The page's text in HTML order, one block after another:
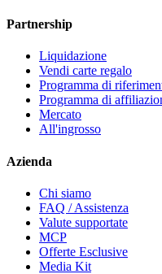
Partnership
Liquidazione
Vendi carte regalo
Programma di
Programma di
Mercato
All'ingrosso
Azienda
Chi siamo
FAQ / Assistenza
Valute supportate
MCP
Offerte Esclusive
Media Kit